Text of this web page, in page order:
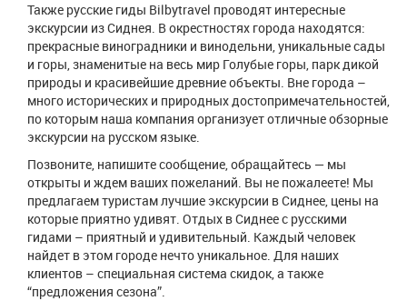
Также русские гиды Bilbytravel проводят интересные
экскурсии из Сиднея. В окрестностях города находятся:
прекрасные виноградники и винодельни, уникальные сады
и горы, знаменитые на весь мир Голубые горы, парк дикой
природы и красивейшие древние объекты. Вне города –
много исторических и природных достопримечательностей,
по которым наша компания организует отличные обзорные
экскурсии на русском языке.
Позвоните, напишите сообщение, обращайтесь — мы
открыты и ждем ваших пожеланий. Вы не пожалеете! Мы
предлагаем туристам лучшие экскурсии в Сиднее, цены на
которые приятно удивят. Отдых в Сиднее с русскими
гидами – приятный и удивительный. Каждый человек
найдет в этом городе нечто уникальное. Для наших
клиентов – специальная система скидок, а также
“предложения сезона”.